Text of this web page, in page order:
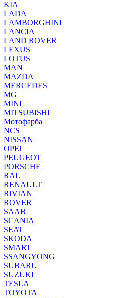
KIA
LADA
LAMBORGHINI
LANCIA
LAND ROVER
LEXUS
LOTUS
MAN
MAZDA
MERCEDES
MG
MINI
MITSUBISHI
Мотофарба
NCS
NISSAN
OPEl
PEUGEOT
PORSCHE
RAL
RENAULT
RIVIAN
ROVER
SAAB
SCANIA
SEAT
SKODA
SMART
SSANGYONG
SUBARU
SUZUKI
TESLA
TOYOTA